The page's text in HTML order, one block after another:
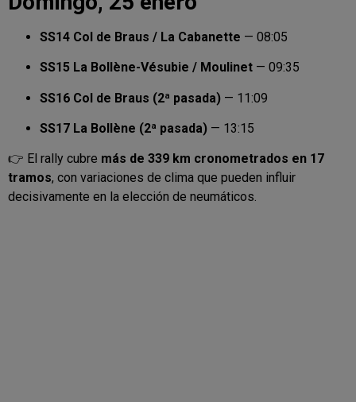
SS14 Col de Braus / La Cabanette — 08:05
SS15 La Bollène-Vésubie / Moulinet — 09:35
SS16 Col de Braus (2ª pasada) — 11:09
SS17 La Bollène (2ª pasada) — 13:15
👉 El rally cubre más de 339 km cronometrados en 17
tramos, con variaciones de clima que pueden influir
decisivamente en la elección de neumáticos.